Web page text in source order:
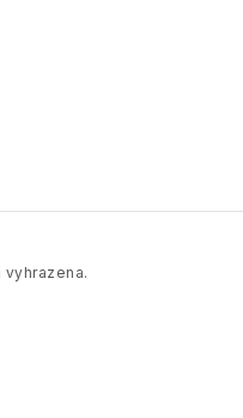
vyhrazena.